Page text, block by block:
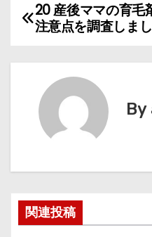
投
ビ
ゲ
シ
ョ
20 産後ママの育毛
注意点を調査しま
By
関連投稿